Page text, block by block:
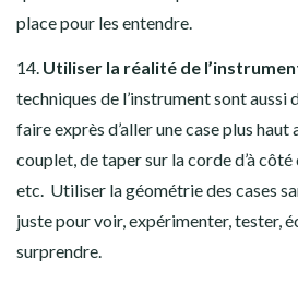
place pour les entendre.
14. Utiliser la réalité de
techniques de l’instrument sont aussi
faire exprès d’aller une case plus
couplet, de taper sur la corde d’à côté
etc. Utiliser la géométrie des cases
juste pour voir, expérimenter, tester,
surprendre.